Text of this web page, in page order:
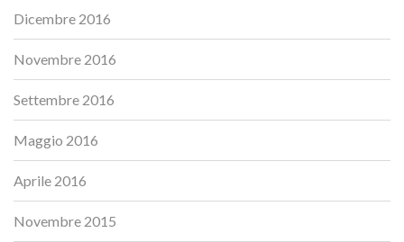
Dicembre 2016
Novembre 2016
Settembre 2016
Maggio 2016
Aprile 2016
Novembre 2015